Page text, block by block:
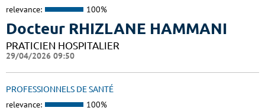
relevance: 100%
Docteur RHIZLANE HAMMANI
PRATICIEN HOSPITALIER
29/04/2026 09:50
PROFESSIONNELS DE SANTÉ
relevance: 100%